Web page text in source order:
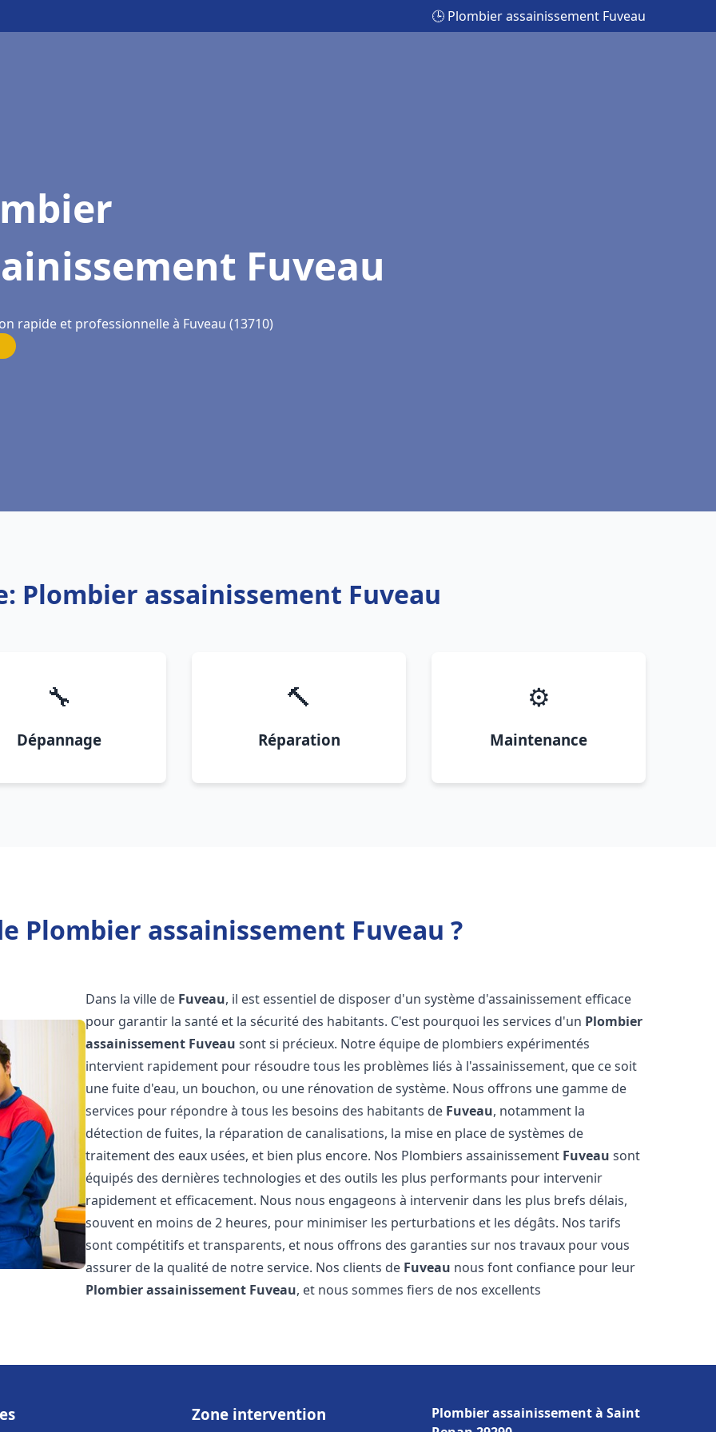
🕒 Plombier assainissement Fuveau
Fuveau
rapide et professionnelle à Fuveau (13710)
Plombier assainissement Fuveau
🔧
Dépannage
🔨
Réparation
⚙️
Maintenance
Plombier assainissement Fuveau ?
Dans la ville de Fuveau, il est essentiel de disposer d'un système d'assainissement efficace
pour garantir la santé et la sécurité des habitants. C'est pourquoi les services d'un Plombier
assainissement Fuveau sont si précieux. Notre équipe de plombiers expérimentés
intervient rapidement pour résoudre tous les problèmes liés à l'assainissement, que ce soit
une fuite d'eau, un bouchon, ou une rénovation de système. Nous offrons une gamme de
services pour répondre à tous les besoins des habitants de Fuveau, notamment la
détection de fuites, la réparation de canalisations, la mise en place de systèmes de
traitement des eaux usées, et bien plus encore. Nos Plombiers assainissement Fuveau sont
équipés des dernières technologies et des outils les plus performants pour intervenir
rapidement et efficacement. Nous nous engageons à intervenir dans les plus brefs délais,
souvent en moins de 2 heures, pour minimiser les perturbations et les dégâts. Nos tarifs
sont compétitifs et transparents, et nous offrons des garanties sur nos travaux pour vous
assurer de la qualité de notre service. Nos clients de Fuveau nous font confiance pour leur
Plombier assainissement Fuveau, et nous sommes fiers de nos excellents
Zone intervention
Plombier assainissement à Saint